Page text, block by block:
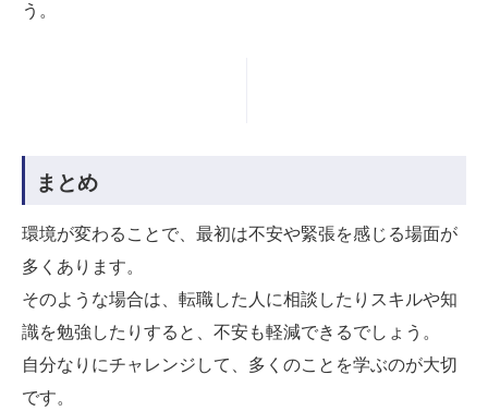
う。
まとめ
環境が変わることで、最初は不安や緊張を感じる場面が
多くあります。
そのような場合は、転職した人に相談したりスキルや知
識を勉強したりすると、不安も軽減できるでしょう。
自分なりにチャレンジして、多くのことを学ぶのが大切
です。